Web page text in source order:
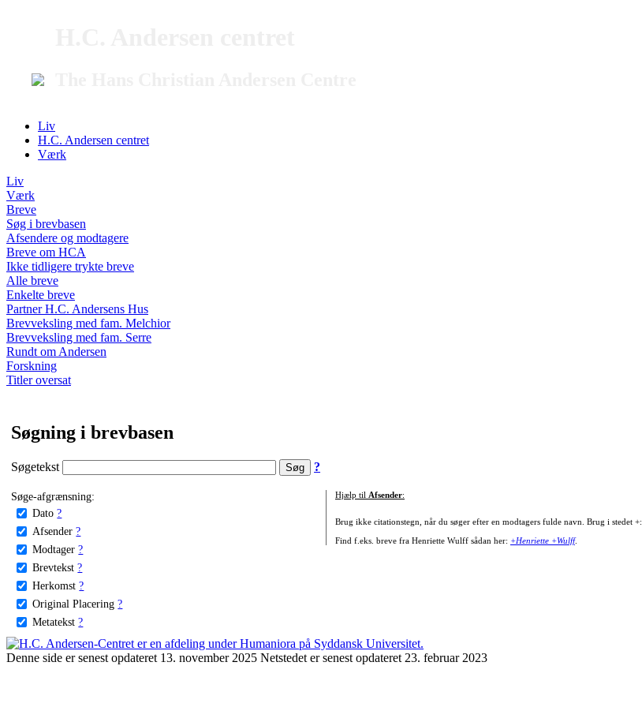
Liv
H.C. Andersen centret
Værk
Liv
Værk
Breve
Søg i brevbasen
Afsendere og modtagere
Breve om HCA
Ikke tidligere trykte breve
Alle breve
Enkelte breve
Partner H.C. Andersens Hus
Brevveksling med fam. Melchior
Brevveksling med fam. Serre
Rundt om Andersen
Forskning
Titler oversat
Søgning i brevbasen
Søgetekst ?
Søge-afgrænsning:
Dato ?
Afsender ?
Modtager ?
Brevtekst ?
Herkomst ?
Original Placering ?
Metatekst ?
Hjælp til Afsender:
Brug ikke citationstegn, når du søger efter en modtagers fulde navn. Brug i stedet +:
Find f.eks. breve fra Henriette Wulff sådan her: +Henriette +Wulff.
Denne side er senest opdateret 13. november 2025 Netstedet er senest opdateret 23. februar 2023